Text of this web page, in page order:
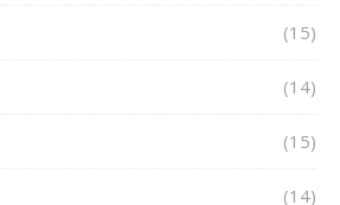
(15)
(14)
(15)
(14)